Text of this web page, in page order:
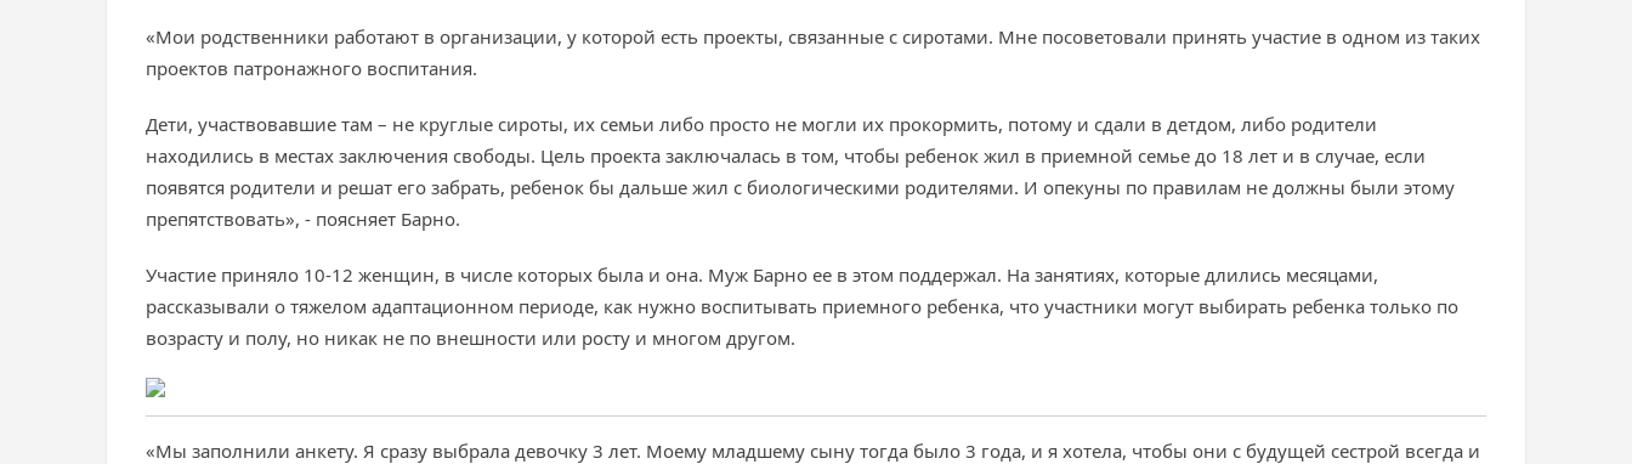
«Мои родственники работают в организации, у которой есть проекты, связанные с сиротами. Мне посоветовали принять участие в одном из таких
проектов патронажного воспитания.
Дети, участвовавшие там – не круглые сироты, их семьи либо просто не могли их прокормить, потому и сдали в детдом, либо родители
находились в местах заключения свободы. Цель проекта заключалась в том, чтобы ребенок жил в приемной семье до 18 лет и в случае, если
появятся родители и решат его забрать, ребенок бы дальше жил с биологическими родителями. И опекуны по правилам не должны были этому
препятствовать», - поясняет Барно.
Участие приняло 10-12 женщин, в числе которых была и она. Муж Барно ее в этом поддержал. На занятиях, которые длились месяцами,
рассказывали о тяжелом адаптационном периоде, как нужно воспитывать приемного ребенка, что участники могут выбирать ребенка только по
возрасту и полу, но никак не по внешности или росту и многом другом.
«Мы заполнили анкету. Я сразу выбрала девочку 3 лет. Моему младшему сыну тогда было 3 года, и я хотела, чтобы они с будущей сестрой всегда и